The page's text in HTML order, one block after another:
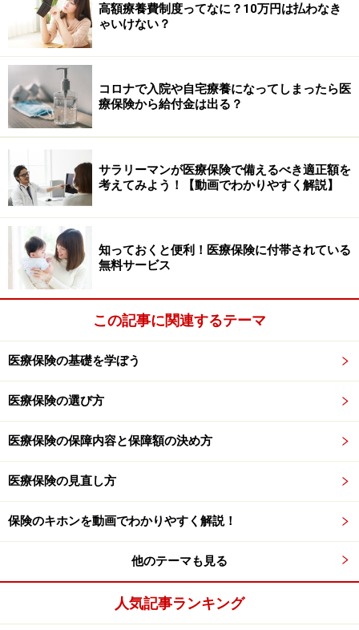
新契約のある40社を合計すると約2079万件になり、前年
度の約2252万件から173万件も減っています。かんぽ生
命とアフラックの影響が大きいですが、他にもエヌエヌ
生命（前年比49.4%減）や第一フロンティア生命（前年
より4.3％増えて2911万1千件となっています。2番目は
アフラック（2414万8千件）、3番目は第一生命（1848
万6千件）でかんぽ生命を抜いています。保有契約件数
を全社合計すると1億8746万件になり、前年度から約3%
増えていて、件数の多い9社だけで日本の人口を超える1
件になり、全体の73.6%を占めています。
個人年金保険の新契約件数は6社でシェア
87%
高額療養費制度ってなに？10万円は払わなき
ゃいけない？
コロナで入院や自宅療養になってしまったら医
療保険から給付金は出る？
サラリーマンが医療保険で備えるべき適正額を
考えてみよう！【動画でわかりやすく解説】
知っておくと便利！医療保険に付帯されている
無料サービス
この記事に関連するテーマ
医療保険の基礎を学ぼう
医療保険の選び方
医療保険の保障内容と保障額の決め方
医療保険の見直し方
保険のキホンを動画でわかりやすく解説！
他のテーマも見る
人気記事ランキング